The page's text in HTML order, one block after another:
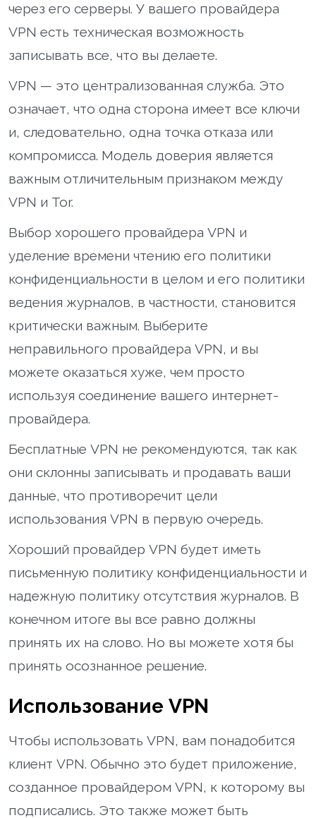
через его серверы. У вашего провайдера
VPN есть техническая возможность
записывать все, что вы делаете.
VPN — это централизованная служба. Это
означает, что одна сторона имеет все ключи
и, следовательно, одна точка отказа или
компромисса. Модель доверия является
важным отличительным признаком между
VPN и Tor.
Выбор хорошего провайдера VPN и
уделение времени чтению его политики
конфиденциальности в целом и его политики
ведения журналов, в частности, становится
критически важным. Выберите
неправильного провайдера VPN, и вы
можете оказаться хуже, чем просто
используя соединение вашего интернет-
провайдера.
Бесплатные VPN не рекомендуются, так как
они склонны записывать и продавать ваши
данные, что противоречит цели
использования VPN в первую очередь.
Хороший провайдер VPN будет иметь
письменную политику конфиденциальности и
надежную политику отсутствия журналов. В
конечном итоге вы все равно должны
принять их на слово. Но вы можете хотя бы
принять осознанное решение.
Использование VPN
Чтобы использовать VPN, вам понадобится
клиент VPN. Обычно это будет приложение,
созданное провайдером VPN, к которому вы
подписались. Это также может быть